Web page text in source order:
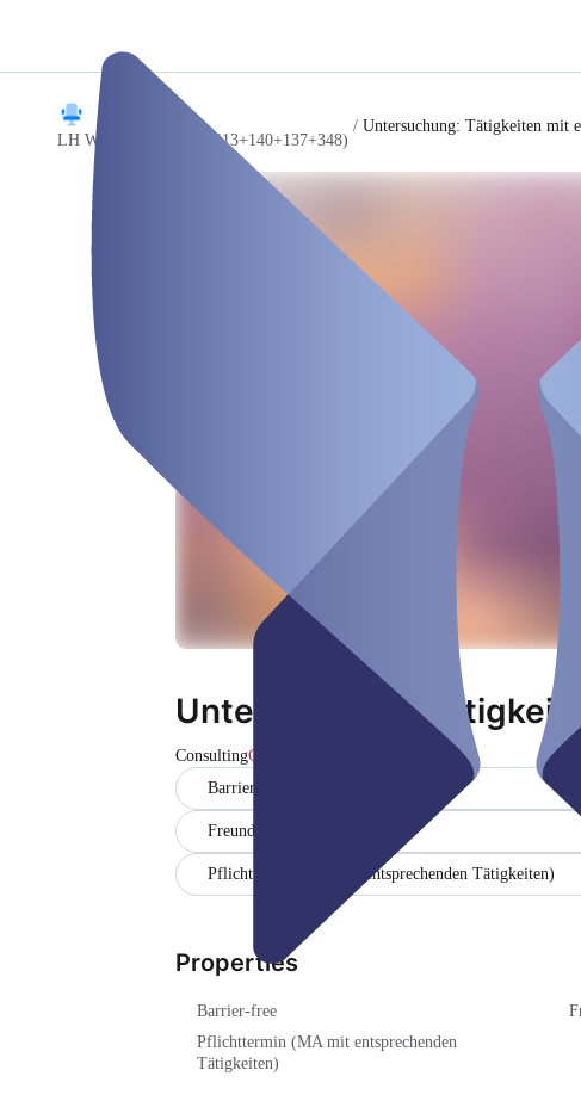
LH Wiesbaden - EU+ (113+140+137+348)
/ Untersuchung: Tätigkeiten mit
Untersuchung:
ConsultingClosed
Barrier-free
Freundlich
Pflichttermin (MA mit entsprechenden Tätigkeiten)
Properties
Barrier-free
Pflichttermin (MA mit entsprechenden
Tätigkeiten)